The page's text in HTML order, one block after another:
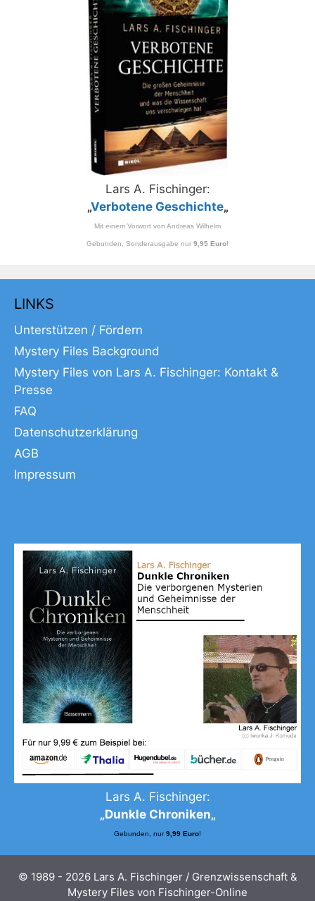
Lars A. Fischinger:
„Verbotene Geschichte„
Mit einem Vorwort von Andreas Wilhelm
Gebunden, Sonderausgabe nur 9,95 Euro!
LINKS
Unterstützen / Fördern
Mystery Files Background
Mystery Files von Lars A. Fischinger: Kontakt &
Presse
FAQ
Datenschutzerklärung
AGB
Impressum
Lars A. Fischinger:
„Dunkle Chroniken„
Gebunden, nur9,99 Euro!
© 1989 - 2026 Lars A. Fischinger / Grenzwissenschaft &
Mystery Files von Fischinger-Online